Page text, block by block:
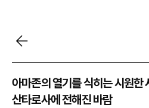
아마존의 열기를 식히는 시원한
산타로사에 전해진 바람